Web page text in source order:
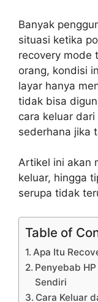
Banyak
situasi ketika
recovery mode
orang, kondisi
layar hanya
tidak bisa
cara keluar
sederhana jika
Artikel ini akan
keluar, hingga
serupa tidak
Table of
Apa Itu
Penyebab
Sendiri
Cara Keluar